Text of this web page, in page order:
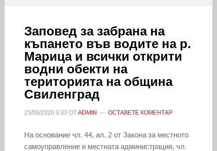
Заповед за забрана на
къпането във водите на р.
Марица и всички открити
водни обекти на
територията на община
Свиленград
25/06/2026 9:33 ОТ ADMIN ОСТАВЕТЕ КОМЕНТАР
На основание чл. 44, ал. 2 от Закона за местното
самоуправление и местната администрация, чл.